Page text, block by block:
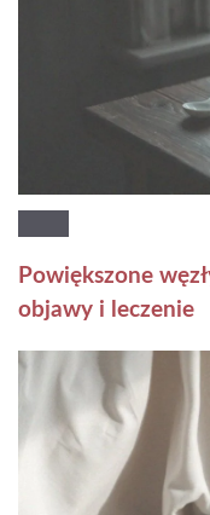
Powiększone
objawy i leczenie